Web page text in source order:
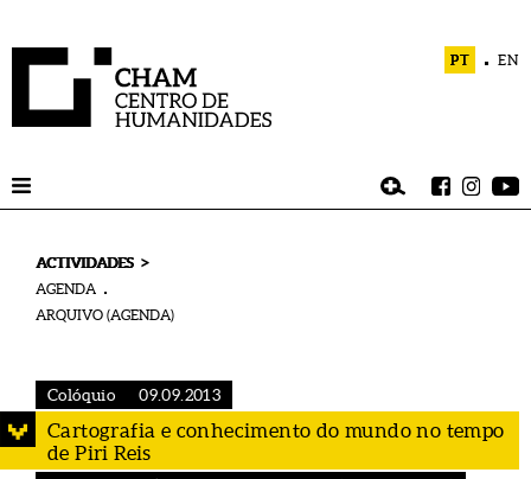
PT EN
ACTIVIDADES >
AGENDA
ARQUIVO (AGENDA)
Colóquio 09.09.2013
Cartografia e conhecimento do mundo no tempo
de Piri Reis